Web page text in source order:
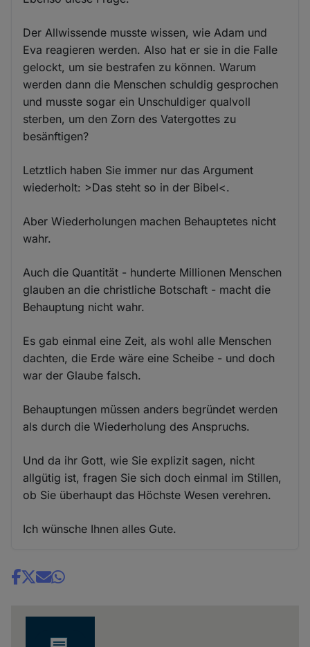
Der Allwissende musste wissen, wie Adam und
Eva reagieren werden. Also hat er sie in die Falle
gelockt, um sie bestrafen zu können. Warum
werden dann die Menschen schuldig gesprochen
und musste sogar ein Unschuldiger qualvoll
sterben, um den Zorn des Vatergottes zu
besänftigen?
Letztlich haben Sie immer nur das Argument
wiederholt: >Das steht so in der Bibel<.
Aber Wiederholungen machen Behauptetes nicht
wahr.
Auch die Quantität - hunderte Millionen Menschen
glauben an die christliche Botschaft - macht die
Behauptung nicht wahr.
Es gab einmal eine Zeit, als wohl alle Menschen
dachten, die Erde wäre eine Scheibe - und doch
war der Glaube falsch.
Behauptungen müssen anders begründet werden
als durch die Wiederholung des Anspruchs.
Und da ihr Gott, wie Sie explizit sagen, nicht
allgütig ist, fragen Sie sich doch einmal im Stillen,
ob Sie überhaupt das Höchste Wesen verehren.
Ich wünsche Ihnen alles Gute.
Share